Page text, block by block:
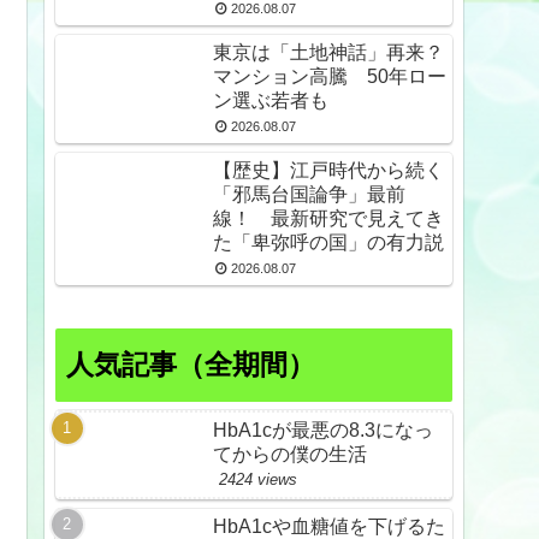
スdeプロテスト
2026.08.07
東京は「土地神話」再来？
マンション高騰 50年ロー
ン選ぶ若者も
2026.08.07
【歴史】江戸時代から続く
「邪馬台国論争」最前
線！ 最新研究で見えてき
た「卑弥呼の国」の有力説
2026.08.07
人気記事（全期間）
HbA1cが最悪の8.3になっ
てからの僕の生活
2424 views
HbA1cや血糖値を下げるた